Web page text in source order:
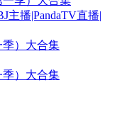
季）大合集
季）大合集